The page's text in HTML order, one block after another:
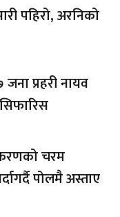
पहिरो, अरनिको
प्रहरी नायव
चरम
पोलमै अस्ताए